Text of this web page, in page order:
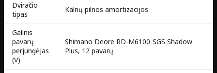
Dviračio
tipas
Kalnų pilnos amortizacijos
Galinis
pavarų
perjungėjas
(V)
Shimano Deore RD-M6100-SGS Shadow
Plus, 12 pavarų